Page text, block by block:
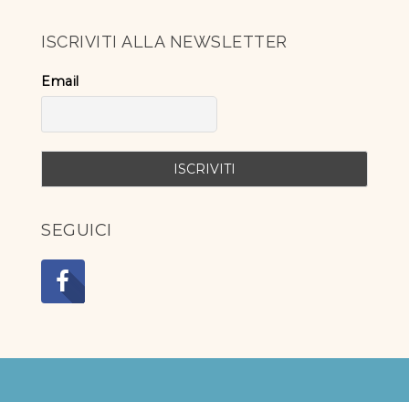
ISCRIVITI ALLA NEWSLETTER
Email
SEGUICI